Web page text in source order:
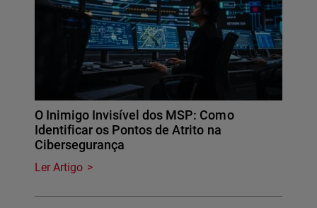
O Inimigo Invisível dos MSP: Como
Identificar os Pontos de Atrito na
Cibersegurança
Ler Artigo